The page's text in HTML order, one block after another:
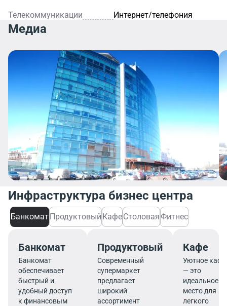
Телекоммуникации Интернет/телефония
Медиа
Инфраструктура бизнес центра
БанкоматПродуктовый КафеСтоловаяФитнес
Банкомат
Банкомат
обеспечивает
быстрый и
удобный доступ
к финансовым
Продуктовый
Современный
супермаркет
предлагает
широкий
ассортимент
Кафе
Уютное кафе
— это
идеальное
место для
легкого